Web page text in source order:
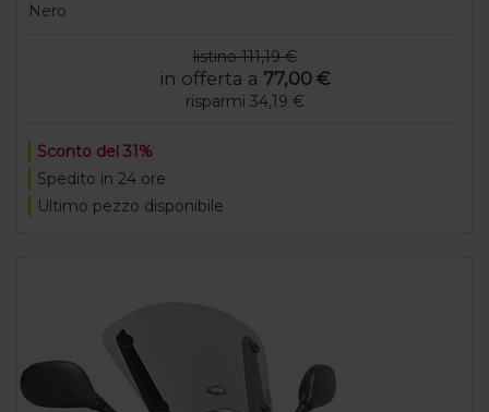
Nero
listino 111,19 €
in offerta a 77,00 €
risparmi 34,19 €
Sconto del 31%
Spedito in 24 ore
Ultimo pezzo disponibile